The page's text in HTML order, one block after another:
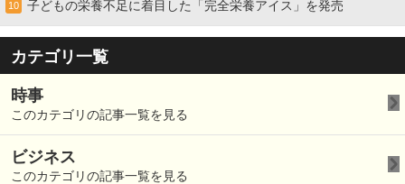
10 子どもの栄養不足に着目した「完全栄養アイス」を発売
カテゴリ一覧
時事
このカテゴリの記事一覧を見る
ビジネス
このカテゴリの記事一覧を見る